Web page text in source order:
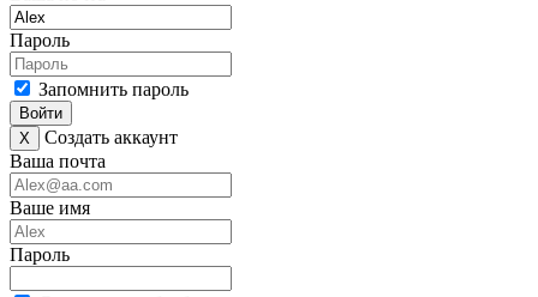
Пароль
Запомнить пароль
Войти
X
Создать аккаунт
Ваша почта
Ваше имя
Пароль